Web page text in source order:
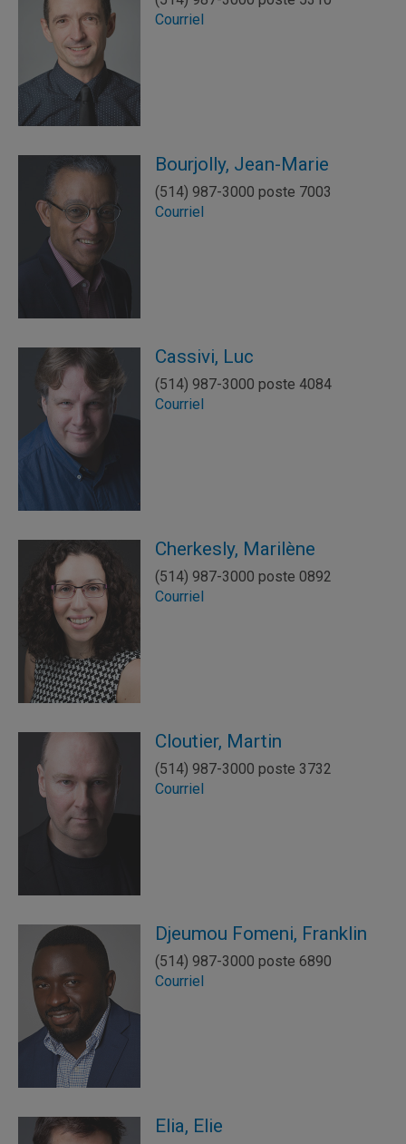
Courriel
Bourjolly, Jean-Marie
(514) 987-3000 poste 7003
Courriel
Cassivi, Luc
(514) 987-3000 poste 4084
Courriel
Cherkesly, Marilène
(514) 987-3000 poste 0892
Courriel
Cloutier, Martin
(514) 987-3000 poste 3732
Courriel
Djeumou Fomeni, Franklin
(514) 987-3000 poste 6890
Courriel
Elia, Elie